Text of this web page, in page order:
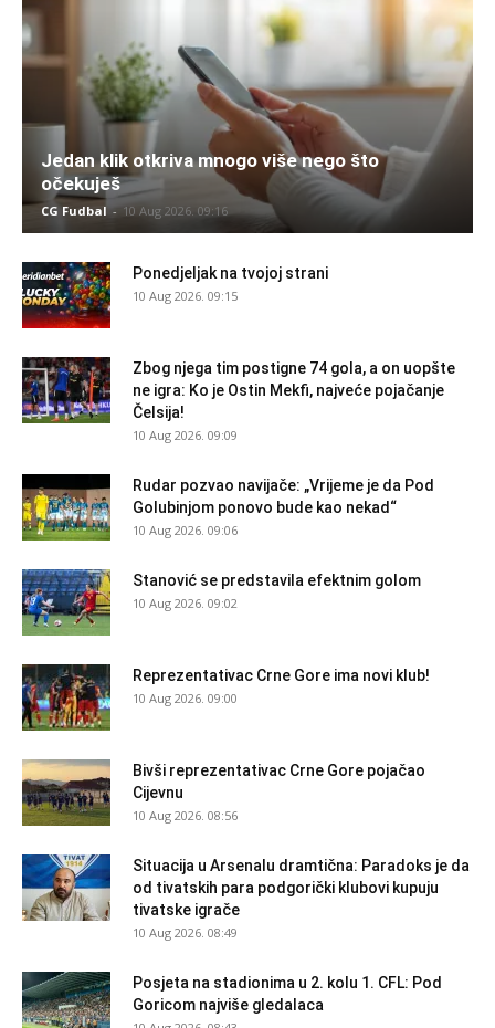
Jedan klik otkriva mnogo više nego što
očekuješ
CG Fudbal - 10 Aug 2026. 09:16
Ponedjeljak na tvojoj strani
10 Aug 2026. 09:15
Zbog njega tim postigne 74 gola, a on uopšte
ne igra: Ko je Ostin Mekfi, najveće pojačanje
Čelsija!
10 Aug 2026. 09:09
Rudar pozvao navijače: „Vrijeme je da Pod
Golubinjom ponovo bude kao nekad“
10 Aug 2026. 09:06
Stanović se predstavila efektnim golom
10 Aug 2026. 09:02
Reprezentativac Crne Gore ima novi klub!
10 Aug 2026. 09:00
Bivši reprezentativac Crne Gore pojačao
Cijevnu
10 Aug 2026. 08:56
Situacija u Arsenalu dramtična: Paradoks je da
od tivatskih para podgorički klubovi kupuju
tivatske igrače
10 Aug 2026. 08:49
Posjeta na stadionima u 2. kolu 1. CFL: Pod
Goricom najviše gledalaca